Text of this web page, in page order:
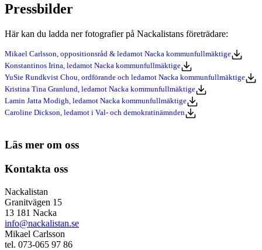
Pressbilder
Här kan du ladda ner fotografier på Nackalistans företrädare:
Mikael Carlsson, oppositionsråd & ledamot Nacka kommunfullmäktige
Konstantinos Irina, ledamot Nacka kommunfullmäktige
YuSie Rundkvist Chou, ordförande och ledamot Nacka kommunfullmäktige
Kristina Tina Granlund, ledamot Nacka kommunfullmäktige
Lamin Jatta Modigh, ledamot Nacka kommunfullmäktige
Caroline Dickson, ledamot i Val- och demokratinämnden
Läs mer om oss
Kontakta oss
Nackalistan
Granitvägen 15
13 181 Nacka
info@nackalistan.se
Mikael Carlsson
tel. 073-065 97 86